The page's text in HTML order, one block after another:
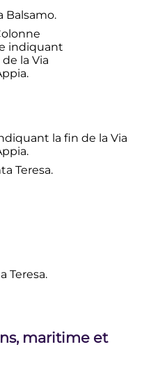
Balsamo.
la fin de la Via
Teresa.
maritime et